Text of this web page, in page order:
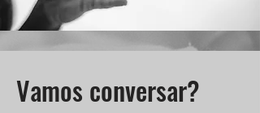
Vamos conversar?